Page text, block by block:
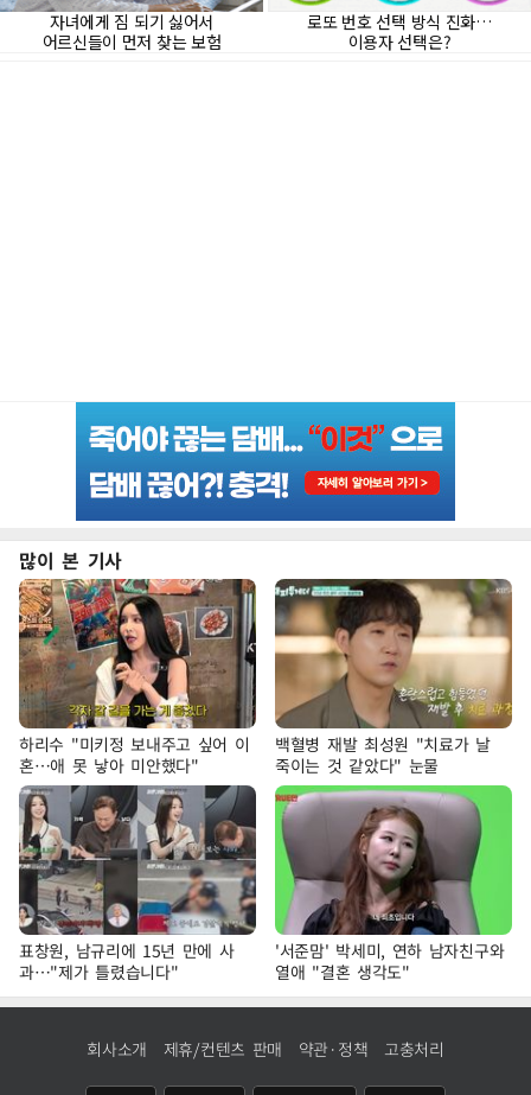
많이 본 기사
하리수 "미키정 보내주고 싶어 이
혼…애 못 낳아 미안했다"
백혈병 재발 최성원 "치료가 날
죽이는 것 같았다" 눈물
표창원, 남규리에 15년 만에 사
과…"제가 틀렸습니다"
'서준맘' 박세미, 연하 남자친구와
열애 "결혼 생각도"
회사소개 제휴/컨텐츠 판매 약관·정책 고충처리